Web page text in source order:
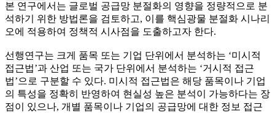
본 연구에서는 글로벌 공급망 분절화의 영향을 정량적으로 분
석하기 위한 방법론을 검토하고, 이를 핵심광물 분절화 시나리
오에 적용하여 정책적 시사점을 도출하고자 한다.
선행연구는 크게 품목 또는 기업 단위에서 분석하는 ‘미시적
접근법’과 산업 또는 국가 단위에서 분석하는 ‘거시적 접근
법’으로 구분할 수 있다. 미시적 접근법은 해당 품목이나 기업
의 특성을 정확히 반영하여 현실성 높은 분석이 가능하다는 장
점이 있으나, 개별 품목이나 기업의 공급망에 대한 정보 접근